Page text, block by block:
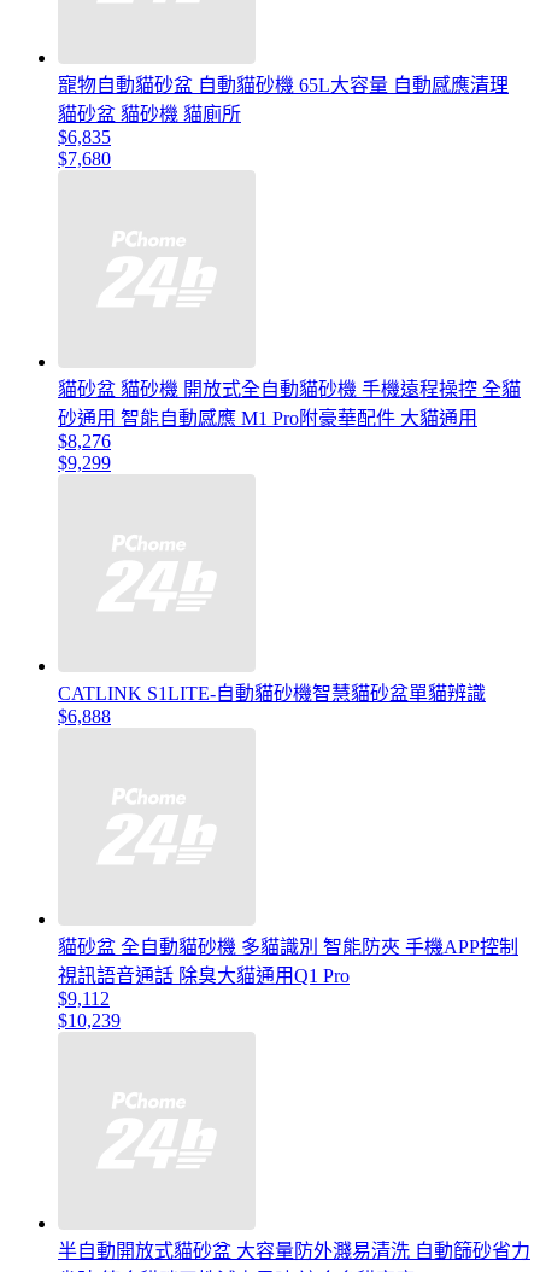
寵物自動貓砂盆 自動貓砂機 65L大容量 自動感應清理
貓砂盆 貓砂機 貓廁所
$6,835
$7,680
貓砂盆 貓砂機 開放式全自動貓砂機 手機遠程操控 全貓
砂通用 智能自動感應 M1 Pro附豪華配件 大貓通用
$8,276
$9,299
CATLINK S1LITE-自動貓砂機智慧貓砂盆單貓辨識
$6,888
貓砂盆 全自動貓砂機 多貓識別 智能防夾 手機APP控制
視訊語音通話 除臭大貓通用Q1 Pro
$9,112
$10,239
半自動開放式貓砂盆 大容量防外濺易清洗 自動篩砂省力